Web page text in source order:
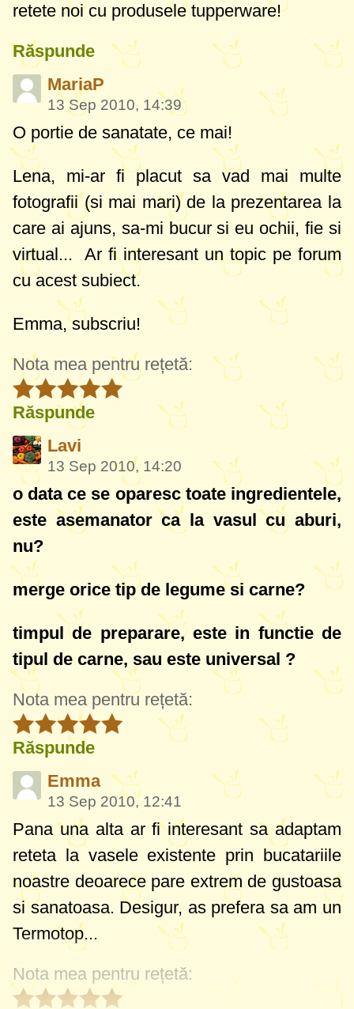
retete noi cu produsele tupperware!
Răspunde
MariaP
13 Sep 2010, 14:39
O portie de sanatate, ce mai!
Lena, mi-ar fi placut sa vad mai multe
fotografii (si mai mari) de la prezentarea la
care ai ajuns, sa-mi bucur si eu ochii, fie si
virtual... Ar fi interesant un topic pe forum
cu acest subiect.
Emma, subscriu!
Nota mea pentru rețetă:
Răspunde
Lavi
13 Sep 2010, 14:20
o data ce se oparesc toate ingredientele,
este asemanator ca la vasul cu aburi,
nu?
merge orice tip de legume si carne?
timpul de preparare, este in functie de
tipul de carne, sau este universal ?
Nota mea pentru rețetă:
Răspunde
Emma
13 Sep 2010, 12:41
Pana una alta ar fi interesant sa adaptam
reteta la vasele existente prin bucatariile
noastre deoarece pare extrem de gustoasa
si sanatoasa. Desigur, as prefera sa am un
Termotop...
Nota mea pentru rețetă: